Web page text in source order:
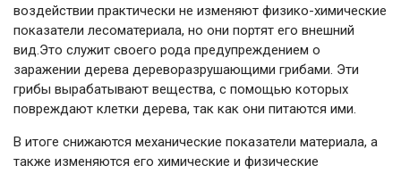
воздействии практически не изменяют физико-химические
показатели лесоматериала, но они портят его внешний
вид.Это служит своего рода предупреждением о
заражении дерева дереворазрушающими грибами. Эти
грибы вырабатывают вещества, с помощью которых
повреждают клетки дерева, так как они питаются ими.
В итоге снижаются механические показатели материала, а
также изменяются его химические и физические